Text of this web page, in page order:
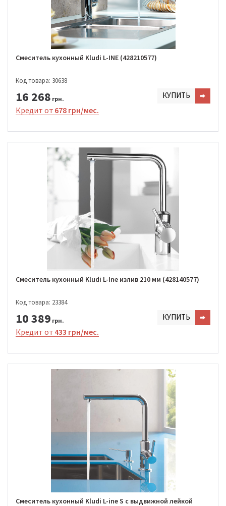
Смеситель кухонный Kludi L-INE (428210577)
Код товара: 30638
16 268 грн. КУПИТЬ
Кредит от 678 грн/мес.
Смеситель кухонный Kludi L-Ine излив 210 мм (428140577)
Код товара: 23384
10 389 грн. КУПИТЬ
Кредит от 433 грн/мес.
Смеситель кухонный Kludi L-ine S с выдвижной лейкой